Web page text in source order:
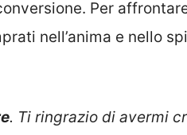
Per
nell’anima e nello
. Ti ringrazio di avermi